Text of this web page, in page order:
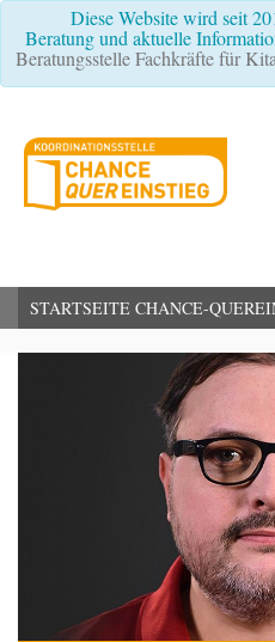
Diese Website wird seit
Beratung und aktuelle
Beratungsstelle Fachkräfte für
STARTSEITE CHANCE-